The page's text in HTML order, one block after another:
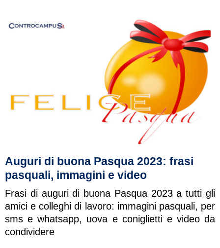
Auguri di buona Pasqua 2023: frasi
pasquali, immagini e video
Frasi di auguri di buona Pasqua 2023 a tutti gli
amici e colleghi di lavoro: immagini pasquali, per
sms e whatsapp, uova e coniglietti e video da
condividere